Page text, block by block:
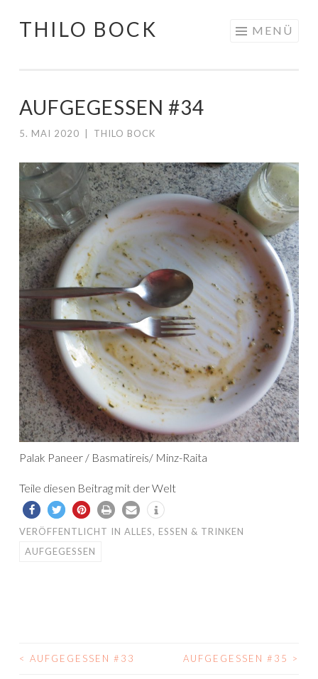
Springe
THILO BOCK MENÜ
AUFGEGESSEN #34
5. MAI 2020 THILO BOCK
Palak Paneer / Basmatireis/ Minz-Raita
Teile diesen Beitrag mit der Welt
VERÖFFENTLICHT IN ALLES, ESSEN & TRINKEN
AUFGEGESSEN
BEITRAGS-
< AUFGEGESSEN #33 AUFGEGESSEN #35 >